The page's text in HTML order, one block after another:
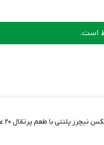
است.
پلنتی با طعم پرتقال 20 عددی